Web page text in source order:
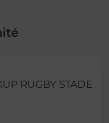
RUGBY STADE